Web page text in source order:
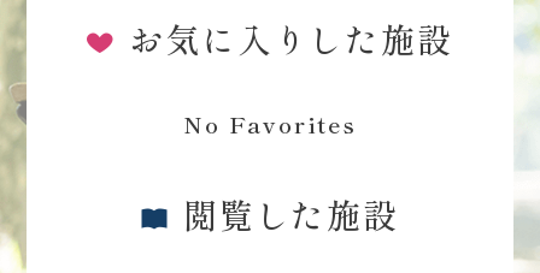
お気に入りした施設
No Favorites
閲覧した施設